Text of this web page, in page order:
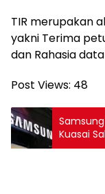
TIR merupakan
yakni Terima
dan Rahasia
Post Views: 48
Kuasai
Genetika